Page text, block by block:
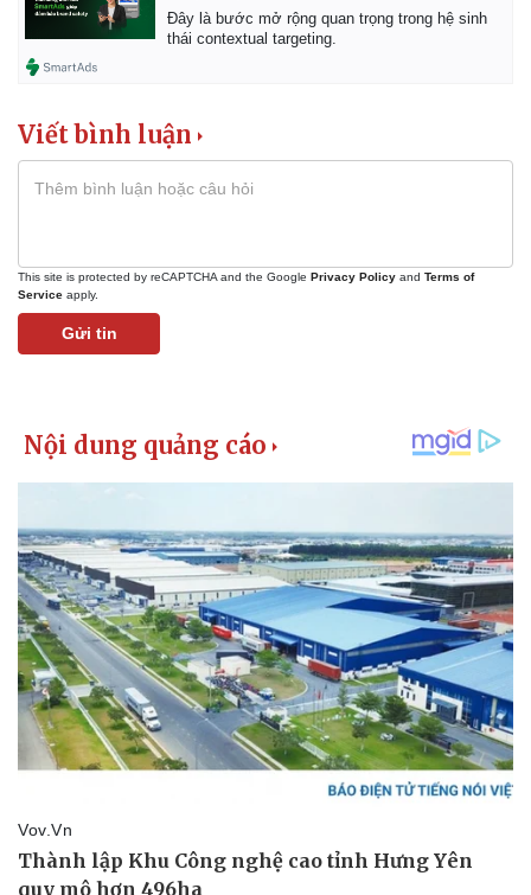
Kinh tế
Chứng khoán
Đây là bước mở rộng quan trọng trong hệ sinh
thái contextual targeting.
Viết bình luận
This site is protected by reCAPTCHA and the Google Privacy Policy and Terms of
Service apply.
Gửi tin